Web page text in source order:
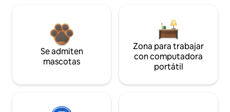
Se admiten
mascotas
Zona para trabajar
con computadora
portátil